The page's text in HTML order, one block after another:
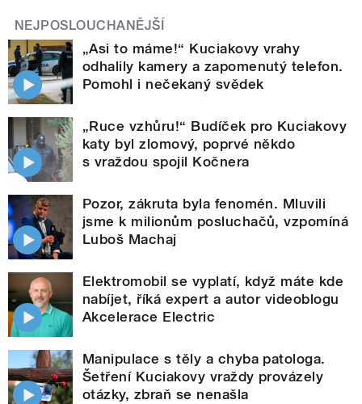
NEJPOSLOUCHANĚJŠÍ
„Asi to máme!“ Kuciakovy vrahy
odhalily kamery a zapomenutý telefon.
Pomohl i nečekaný svědek
„Ruce vzhůru!“ Budíček pro Kuciakovy
katy byl zlomový, poprvé někdo
s vraždou spojil Kočnera
Pozor, zákruta byla fenomén. Mluvili
jsme k milionům posluchačů, vzpomíná
Luboš Machaj
Elektromobil se vyplatí, když máte kde
nabíjet, říká expert a autor videoblogu
Akcelerace Electric
Manipulace s těly a chyba patologa.
Šetření Kuciakovy vraždy provázely
otázky, zbraň se nenašla